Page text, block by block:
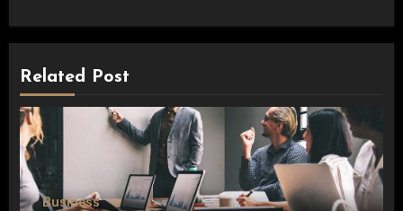
Related Post
Business